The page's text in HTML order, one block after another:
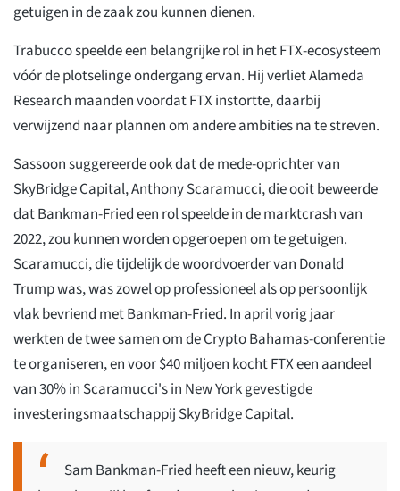
getuigen in de zaak zou kunnen dienen.
Trabucco speelde een belangrijke rol in het FTX-ecosysteem
vóór de plotselinge ondergang ervan. Hij verliet Alameda
Research maanden voordat FTX instortte, daarbij
verwijzend naar plannen om andere ambities na te streven.
Sassoon suggereerde ook dat de mede-oprichter van
SkyBridge Capital, Anthony Scaramucci, die ooit beweerde
dat Bankman-Fried een rol speelde in de marktcrash van
2022, zou kunnen worden opgeroepen om te getuigen.
Scaramucci, die tijdelijk de woordvoerder van Donald
Trump was, was zowel op professioneel als op persoonlijk
vlak bevriend met Bankman-Fried. In april vorig jaar
werkten de twee samen om de Crypto Bahamas-conferentie
te organiseren, en voor $40 miljoen kocht FTX een aandeel
van 30% in Scaramucci's in New York gevestigde
investeringsmaatschappij SkyBridge Capital.
Sam Bankman-Fried heeft een nieuw, keurig